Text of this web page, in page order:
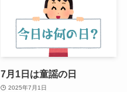
7月1日は童謡の日
2025年7月1日